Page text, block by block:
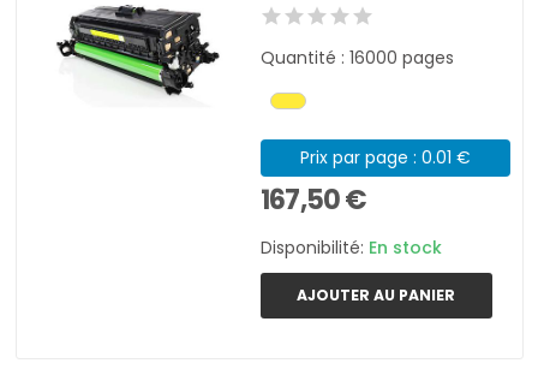
Quantité : 16000 pages
Prix par page : 0.01 €
167,50 €
Disponibilité: En stock
AJOUTER AU PANIER